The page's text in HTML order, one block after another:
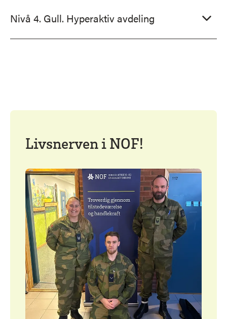
Nivå 4. Gull. Hyperaktiv avdeling
Livsnerven i NOF!